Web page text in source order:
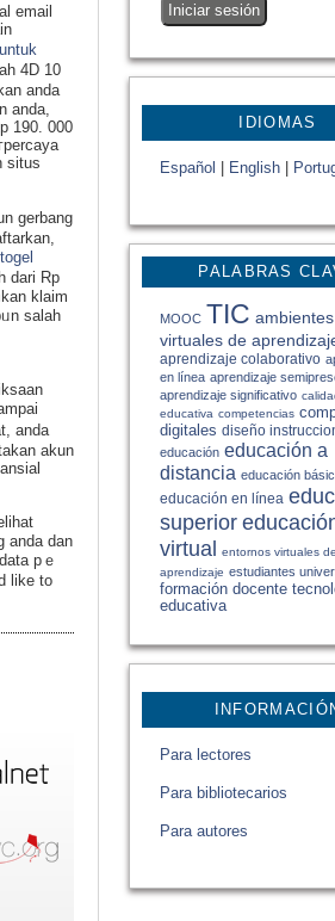
IDIOMAS
Español English
PALABRAS
MOOC TIC ambientes
virtuales de
aprendizaje colaborativo
en línea aprendizaje
aprendizaje significativo
educativa competencias
digitales diseño
educación educación a
distancia educación
educación en línea
superior
virtual entornos virtuales de
aprendizaje estudiantes
formación docente
educativa
Para lectores
Para bibliotecarios
Para autores
email
untuk
4D 10
anda
anda,
190. 000
situs
gerbang
dari Rp
klaim
salah
anda
akun
anda dan
pｅ
like to